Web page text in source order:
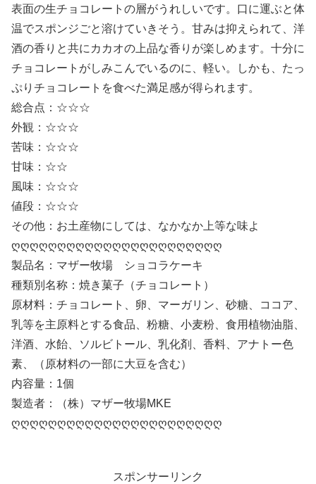
表面の生チョコレートの層がうれしいです。口に運ぶと体
温でスポンジごと溶けていきそう。甘みは抑えられて、洋
酒の香りと共にカカオの上品な香りが楽しめます。十分に
チョコレートがしみこんでいるのに、軽い。しかも、たっ
ぷりチョコレートを食べた満足感が得られます。
総合点：☆☆☆
外観：☆☆☆
苦味：☆☆☆
甘味：☆☆
風味：☆☆☆
値段：☆☆☆
その他：お土産物にしては、なかなか上等な味よ
ღღღღღღღღღღღღღღღღღღღღღღღ
製品名：マザー牧場 ショコラケーキ
種類別名称：焼き菓子（チョコレート）
原材料：チョコレート、卵、マーガリン、砂糖、ココア、
乳等を主原料とする食品、粉糖、小麦粉、食用植物油脂、
洋酒、水飴、ソルビトール、乳化剤、香料、アナトー色
素、（原材料の一部に大豆を含む）
内容量：1個
製造者：（株）マザー牧場MKE
ღღღღღღღღღღღღღღღღღღღღღღღ
スポンサーリンク